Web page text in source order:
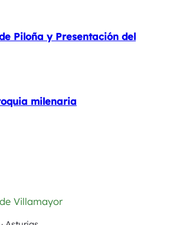
Piloña y Presentación del
milenaria
Villamayor